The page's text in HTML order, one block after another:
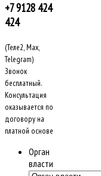
+7 9128 424
424
(Теле2, Max,
Telegram)
Звонок
бесплатный.
Консультация
оказывается по
договору на
платной основе
Орган
власти